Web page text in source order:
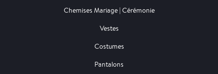
Chemises Mariage | Cérémonie
Vestes
Costumes
Pantalons